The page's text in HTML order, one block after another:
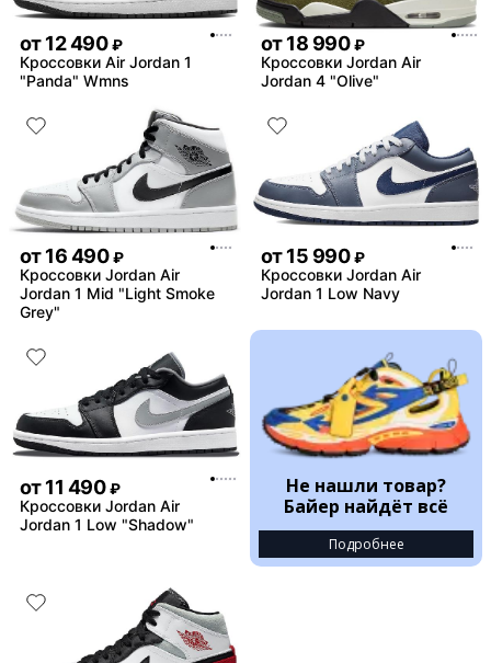
от12 490 ₽
Кроссовки Air Jordan 1
"Panda" Wmns
от18 990 ₽
Кроссовки Jordan Air
Jordan 4 "Olive"
от16 490 ₽
Кроссовки Jordan Air
Jordan 1 Mid "Light Smoke
Grey"
от15 990 ₽
Кроссовки Jordan Air
Jordan 1 Low Navy
от11 490 ₽
Кроссовки Jordan Air
Jordan 1 Low "Shadow"
Не нашли товар?
Байер найдёт всё
Подробнее